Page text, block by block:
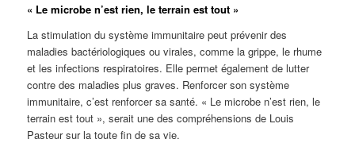
« Le microbe n’est rien, le terrain est tout »
La stimulation du système immunitaire peut prévenir des
maladies bactériologiques ou virales, comme la grippe, le rhume
et les infections respiratoires. Elle permet également de lutter
contre des maladies plus graves. Renforcer son système
immunitaire, c’est renforcer sa santé. « Le microbe n’est rien, le
terrain est tout », serait une des compréhensions de Louis
Pasteur sur la toute fin de sa vie.